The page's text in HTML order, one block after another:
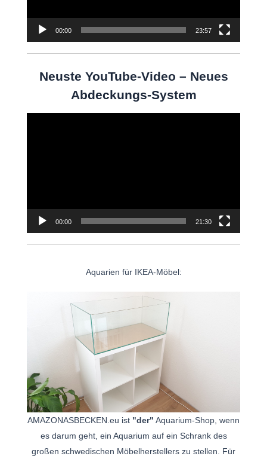
00:00 23:57
Neuste YouTube-Video – Neues
Abdeckungs-System
00:00 21:30
Aquarien für IKEA-Möbel:
AMAZONASBECKEN.eu ist "der" Aquarium-Shop, wenn
es darum geht, ein Aquarium auf ein Schrank des
großen schwedischen Möbelherstellers zu stellen. Für